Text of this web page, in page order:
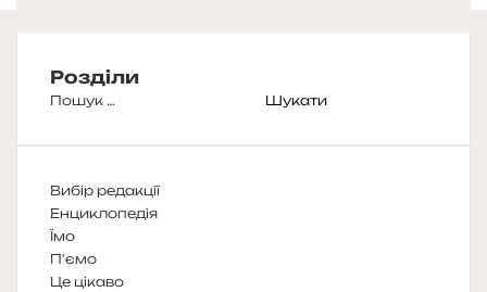
Розділи
Пошук:
Вибір редакції
Енциклопедія
Їмо
П'ємо
Це цікаво